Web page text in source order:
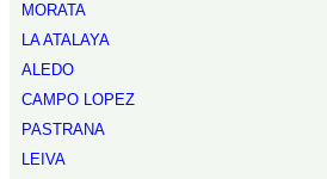
MORATA
LA ATALAYA
ALEDO
CAMPO LOPEZ
PASTRANA
LEIVA